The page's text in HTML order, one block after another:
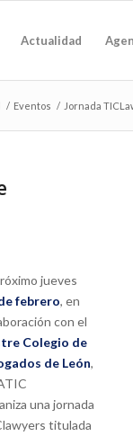
Actualidad
/ Eventos / Jornada
jueves
febrero, en
con el
Colegio de
de León,
una jornada
titulada